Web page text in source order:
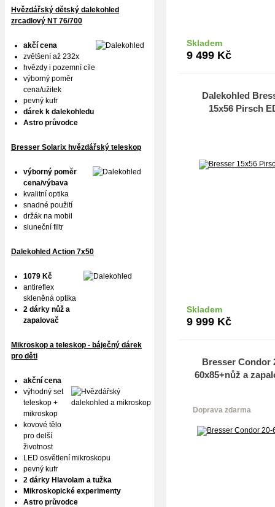
Skladem
9 499 Kč
Dalekohled
15x56 Pirsch
Skladem
9 999 Kč
Bresser Condor
60x85+nůž a
Doprava zdarma
Hvězdářský dětský dalekohled
zrcadlový NT 76/700
akčí cena
zvětšení až 232x
hvězdy i pozemní cíle
výborný poměr
cena/užitek
pevný kufr
dárek k dalekohledu
Astro průvodce
Bresser Solarix hvězdářský teleskop
výborný poměr
cena/výbava
kvalitní optika
snadné použití
držák na mobil
sluneční filtr
Dalekohled Action 7x50
1079 Kč
antireflex
skleněná optika
2 dárky nůž a
zapalovač
Mikroskop a teleskop - báječný dárek
pro děti
akční cena
výhodný set
teleskop +
mikroskop
kovové tělo
pro delší
životnost
LED osvětlení mikroskopu
pevný kufr
2 dárky Hlavolam a tužka
Mikroskopické experimenty
Astro průvodce